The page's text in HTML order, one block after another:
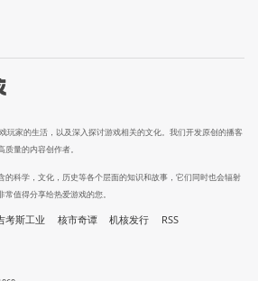
玩家的生活，以及深入探讨游戏相关的文化。我们开发原创的播客
量的内容创作者。
的科学，文化，历史等各个层面的知识和故事，它们同时也会辐射
值得分享给热爱游戏的您。
考斯工业 核市奇谭 机核发行 RSS